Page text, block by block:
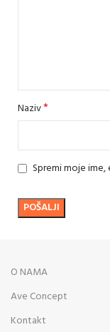
Naziv*
Spremi moje
O NAMA
Ave Concept
Kontakt